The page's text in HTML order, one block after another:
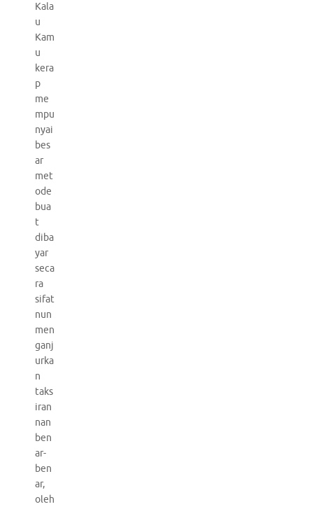
Kala
u
Kam
u
kera
p
me
mpu
nyai
bes
ar
met
ode
bua
t
diba
yar
seca
ra
sifat
nun
men
ganj
urka
n
taks
iran
nan
ben
ar-
ben
ar,
oleh